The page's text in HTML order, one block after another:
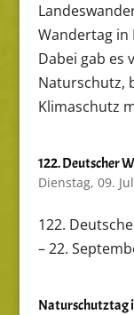
Wandertag in
Dabei gab es
Naturschutz,
Klimaschutz
122. Deutscher
Dienstag, 09.
122.
– 22.
Naturschutztag